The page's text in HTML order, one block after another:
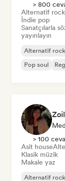
> 800
Alternatif rock
İndie pop
Sanatçılarla
yayınlayın
Alternatif rock
Pop soul
> 100
Asit house
Klasik müzik
Makale yaz
Alternatif rock